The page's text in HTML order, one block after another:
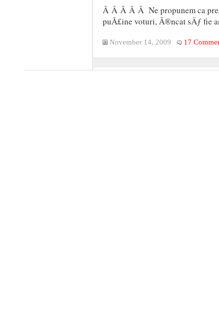
Â Â Â Â Â Ne propunem ca
puÅ£ine voturi, Ã®ncat sÄƒ fie
November 14, 2009 17